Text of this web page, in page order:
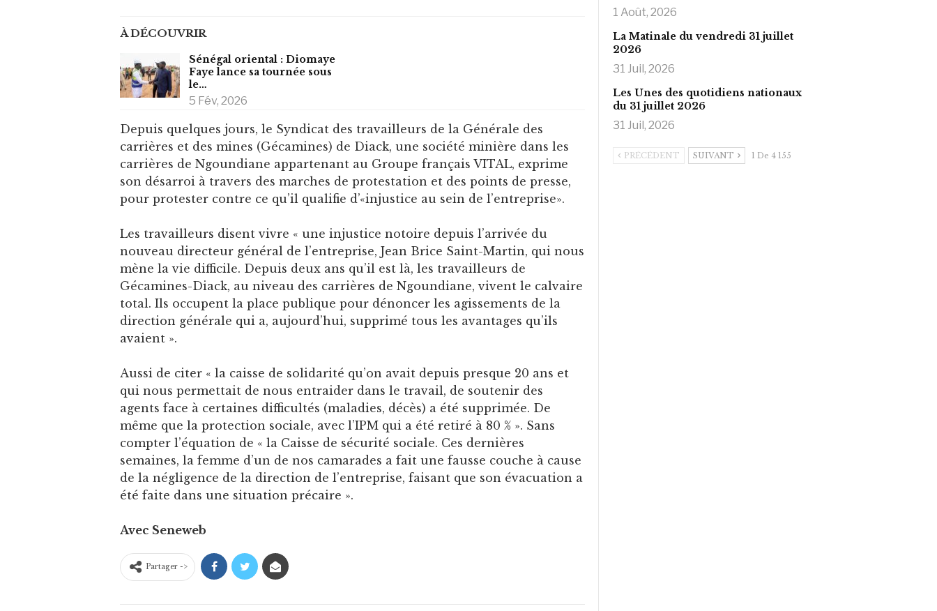
À DÉCOUVRIR
Sénégal oriental : Diomaye
Faye lance sa tournée sous
le…
5 Fév, 2026
Depuis quelques jours, le Syndicat des travailleurs de la Générale des
carrières et des mines (Gécamines) de Diack, une société minière dans les
carrières de Ngoundiane appartenant au Groupe français VITAL, exprime
son désarroi à travers des marches de protestation et des points de presse,
pour protester contre ce qu’il qualifie d’«injustice au sein de l’entreprise».
Les travailleurs disent vivre « une injustice notoire depuis l’arrivée du
nouveau directeur général de l’entreprise, Jean Brice Saint-Martin, qui nous
mène la vie difficile. Depuis deux ans qu’il est là, les travailleurs de
Gécamines-Diack, au niveau des carrières de Ngoundiane, vivent le calvaire
total. Ils occupent la place publique pour dénoncer les agissements de la
direction générale qui a, aujourd’hui, supprimé tous les avantages qu’ils
avaient ».
Aussi de citer « la caisse de solidarité qu’on avait depuis presque 20 ans et
qui nous permettait de nous entraider dans le travail, de soutenir des
agents face à certaines difficultés (maladies, décès) a été supprimée. De
même que la protection sociale, avec l’IPM qui a été retiré à 80 % ». Sans
compter l’équation de « la Caisse de sécurité sociale. Ces dernières
semaines, la femme d’un de nos camarades a fait une fausse couche à cause
de la négligence de la direction de l’entreprise, faisant que son évacuation a
été faite dans une situation précaire ».
Avec Seneweb
Partager ->
1 Août, 2026
La Matinale du vendredi 31 juillet
2026
31 Juil, 2026
Les Unes des quotidiens nationaux
du 31 juillet 2026
31 Juil, 2026
PRÉCÉDENT SUIVANT 1 De 4 155